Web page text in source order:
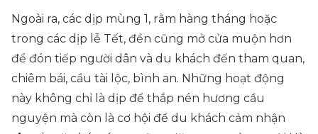
Ngoài ra, các dịp mùng 1, rằm hàng tháng hoặc
trong các dịp lễ Tết, đền cũng mở cửa muộn hơn
để đón tiếp người dân và du khách đến tham quan,
chiêm bái, cầu tài lộc, bình an. Những hoạt động
này không chỉ là dịp để thắp nén hương cầu
nguyện mà còn là cơ hội để du khách cảm nhận